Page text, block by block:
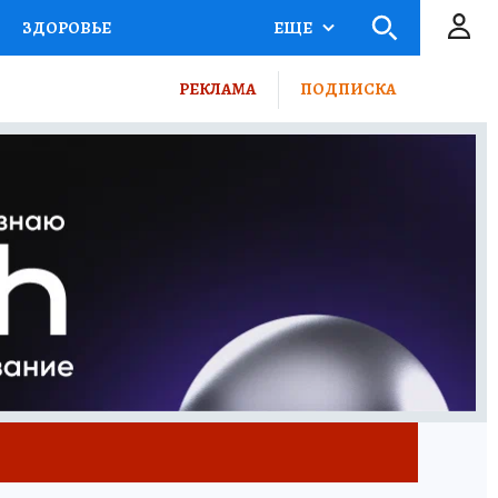
ЗДОРОВЬЕ
НА СПОРТ ПРОМОКОДЫ
ЕЩЕ
РЕКЛАМА ПОДПИСКА